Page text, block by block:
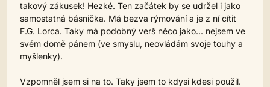
takový zákusek! Hezké. Ten začátek by se udržel i jako
samostatná básnička. Má bezva rýmování a je z ní cítit
F.G. Lorca. Taky má podobný verš něco jako... nejsem ve
svém domě pánem (ve smyslu, neovládám svoje touhy a
myšlenky).
Vzpomněl jsem si na to. Taky jsem to kdysi kdesi použil.